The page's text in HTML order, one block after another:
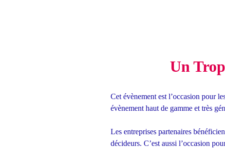
Un
Cet évènement est l’occasion pour
évènement haut de gamme et très
Les entreprises partenaires
décideurs. C’est aussi l’occasion